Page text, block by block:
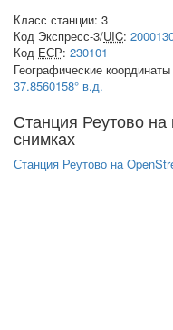
Класс станции: 3
Код Экспресс-3/UIC:
Код ЕСР: 230101
Географические
37.8560158° в.д.
Станция Реутово на
снимках
Станция Реутово на